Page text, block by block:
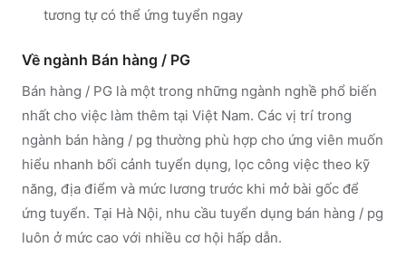
tương tự có thể ứng tuyển ngay
Về ngành Bán hàng / PG
Bán hàng / PG là một trong những ngành nghề phổ biến
nhất cho việc làm thêm tại Việt Nam. Các vị trí trong
ngành bán hàng / pg thường phù hợp cho ứng viên muốn
hiểu nhanh bối cảnh tuyển dụng, lọc công việc theo kỹ
năng, địa điểm và mức lương trước khi mở bài gốc để
ứng tuyển. Tại Hà Nội, nhu cầu tuyển dụng bán hàng / pg
luôn ở mức cao với nhiều cơ hội hấp dẫn.